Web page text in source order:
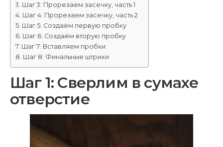
Шаг 3: Прорезаем засечку, часть 1
Шаг 4: Прорезаем засечку, часть 2
Шаг 5: Создаём первую пробку
Шаг 6: Создаём вторую пробку
Шаг 7: Вставляем пробки
Шаг 8: Финальные штрихи
Шаг 1: Сверлим в сумахе
отверстие